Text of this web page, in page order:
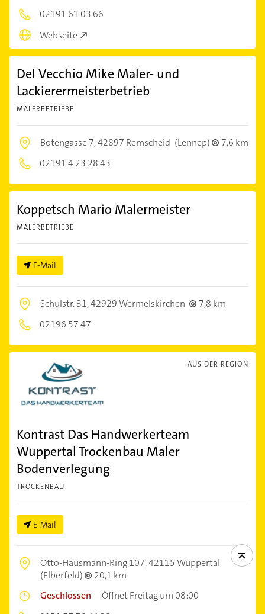
02191 61 03 66
Webseite
Del Vecchio Mike Maler- und
Lackierermeisterbetrieb
MALERBETRIEBE
Botengasse 7,42897 Remscheid (Lennep)
7,6 km
02191 4 23 28 43
Koppetsch Mario Malermeister
MALERBETRIEBE
E-Mail
Schulstr. 31,42929 Wermelskirchen
7,8 km
02196 57 47
AUS DER REGION
Kontrast Das Handwerkerteam
Wuppertal Trockenbau Maler
Bodenverlegung
TROCKENBAU
E-Mail
Otto-Hausmann-Ring 107,42115 Wuppertal
(Elberfeld)
20,1 km
Geschlossen –Öffnet Freitag um 08:00